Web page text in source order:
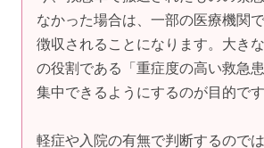
なかった場合は、一部の医療機関
徴収されることになります。大き
の役割である「重症度の高い救急
集中できるようにするのが目的です
軽症や入院の有無で判断するので